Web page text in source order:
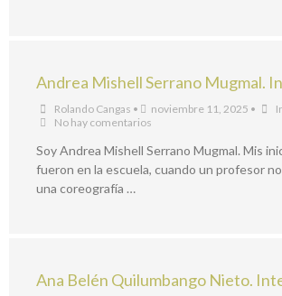
Andrea Mishell Serrano Mugmal.
Rolando Cangas • noviembre 11, 2025 •
No hay comentarios
Soy Andrea Mishell Serrano Mugmal. Mis
fueron en la escuela, cuando un profesor
una coreografía …
Ana Belén Quilumbango Nieto.